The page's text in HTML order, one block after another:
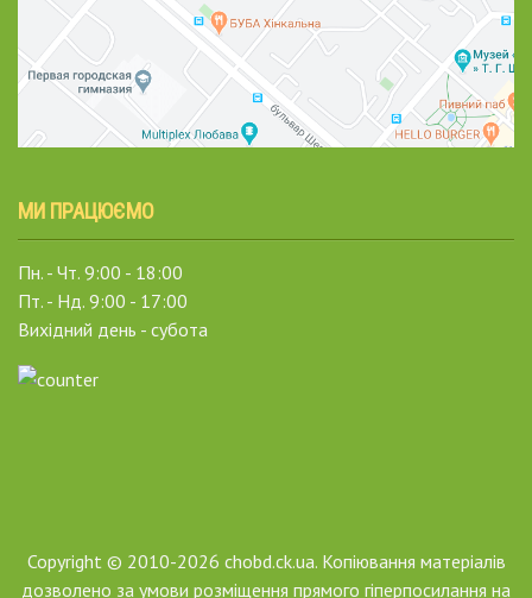
МИ ПРАЦЮЄМО
Пн. - Чт. 9:00 - 18:00
Пт. - Нд. 9:00 - 17:00
Вихідний день - субота
Copyright © 2010-2026 chobd.ck.ua. Копіювання матеріалів
дозволено за умови розміщення прямого гіперпосилання на